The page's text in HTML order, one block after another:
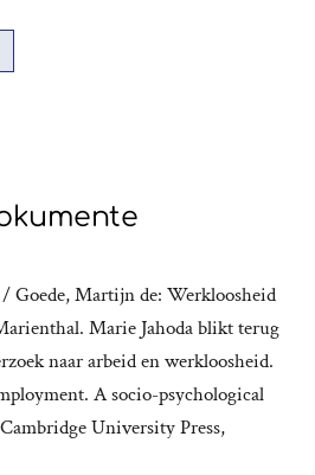
/ Goede, Martijn de: Werkloosheid
Marie Jahoda blikt terug
naar arbeid en werkloosheid.
A socio-psychological
University Press,